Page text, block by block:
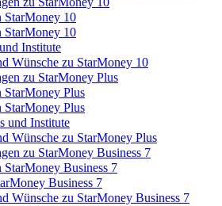
10
10
Institute
Wünsche zu StarMoney 10
zu StarMoney Plus
Plus
Plus
und Institute
Wünsche zu StarMoney Plus
zu StarMoney Business 7
Business 7
Business 7
Wünsche zu StarMoney Business 7